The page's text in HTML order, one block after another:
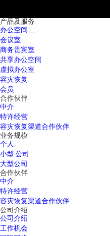
产品及服务
办公空间
会议室
商务贵宾室
共享办公空间
虚拟办公室
容灾恢复
会员
合作伙伴
中介
特许经营
容灾恢复渠道合作伙伴
业务规模
个人
小型 公司
大型公司
合作伙伴
中介
特许经营
容灾恢复渠道合作伙伴
公司介绍
公司介绍
工作机会